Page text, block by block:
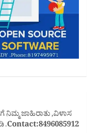
ಗೆ ನಿಮ್ಮ ಜಾಹಿರಾತು ,ವಿಳಾಸ
.Contact:8496085912